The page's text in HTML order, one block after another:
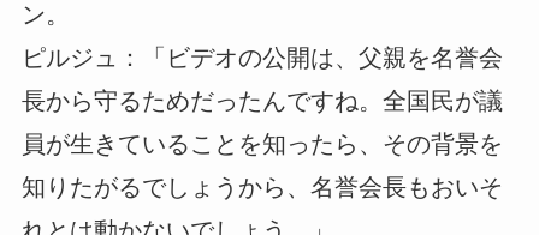
ン。
ピルジュ：「ビデオの公開は、父親を名誉会
長から守るためだったんですね。全国民が議
員が生きていることを知ったら、その背景を
知りたがるでしょうから、名誉会長もおいそ